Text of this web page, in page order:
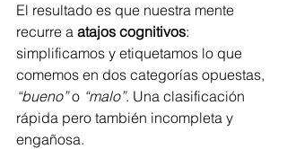
El resultado es que nuestra mente
recurre a atajos cognitivos:
simplificamos y etiquetamos lo que
comemos en dos categorías opuestas,
“bueno” o “malo”. Una clasificación
rápida pero también incompleta y
engañosa.